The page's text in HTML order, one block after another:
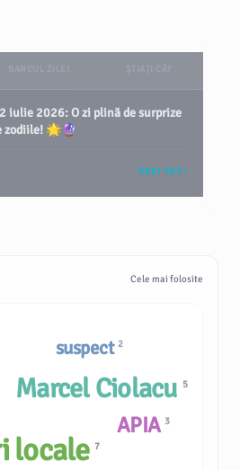
iulie 2026: O zi plină de surprize
zodiile! 🌟🔮
VEZI TOT
Cele mai folosite
locale7
suspect 2
APIA 3
Marcel Ciolacu 5